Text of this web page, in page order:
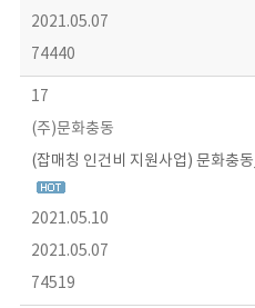
2021.05.07
74440
17
(주)문화충동
(잡매칭 인건비 지원사업) 문화충
2021.05.10
2021.05.07
74519